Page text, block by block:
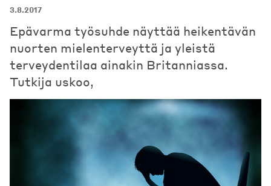
3.8.2017
Epävarma työsuhde näyttää heikentävän
nuorten mielenterveyttä ja yleistä
terveydentilaa ainakin Britanniassa.
Tutkija uskoo,